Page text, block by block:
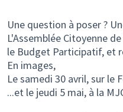
Une question à poser ?
L'Assemblée Citoyenne
le Budget Participatif, et
En images,
Le samedi 30 avril, sur le
...et le jeudi 5 mai, à la